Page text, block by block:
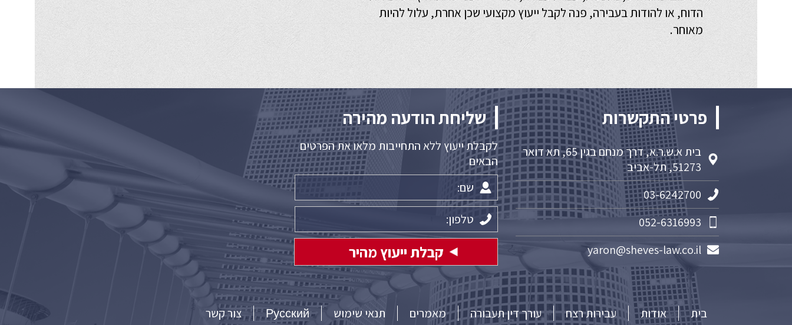
הדוח, או להודות בעבירה, פנה לקבל ייעוץ מקצועי שכן אחרת, עלול להיות
מאוחר.
פרטי התקשרות
בית א.ש.ר.א, דרך מנחם בגין 65, תא דואר
51273, תל-אביב
03-6242700
052-6316993
yaron@sheves-law.co.il
שליחת הודעה מהירה
לקבלת ייעוץ ללא התחייבות מלאו את הפרטים
הבאים
בית אודות עבירות רצח עורך דין תעבורה מאמרים תנאי שימוש Русский צור קשר